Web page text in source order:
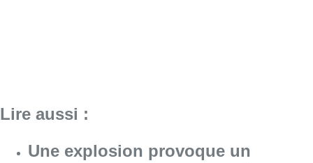
Lire aussi :
Une explosion provoque un